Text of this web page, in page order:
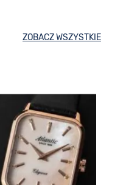
ZOBACZ WSZYSTKIE